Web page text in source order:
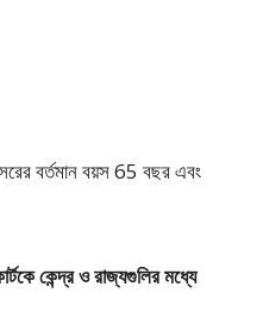
বর্তমান বয়স 65 বছর এবং
কেন্দ্র ও রাজ্যগুলির মধ্যে